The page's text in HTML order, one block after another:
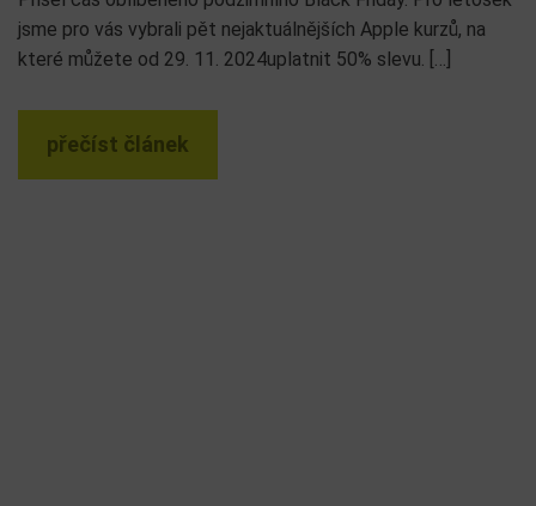
jsme pro vás vybrali pět nejaktuálnějších Apple kurzů, na
které můžete od 29. 11. 2024uplatnit 50% slevu. […]
přečíst článek